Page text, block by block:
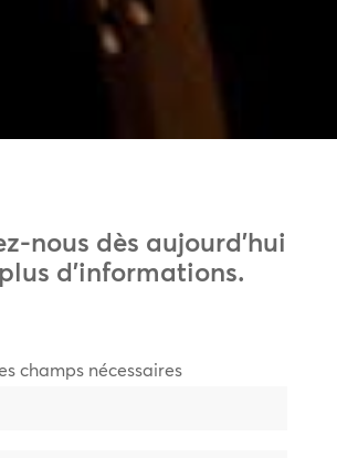
nous dès aujourd’hui
d’informations.
champs nécessaires